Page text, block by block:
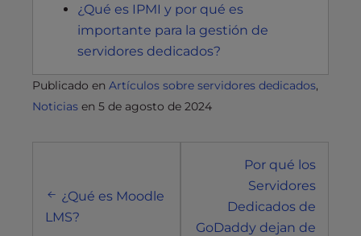
¿Qué es IPMI y por qué es
importante para la gestión de
servidores dedicados?
Publicado en Artículos sobre servidores dedicados,
Noticias en 5 de agosto de 2024
¿Qué es Moodle
LMS?
Por qué los
Servidores
Dedicados de
GoDaddy dejan de